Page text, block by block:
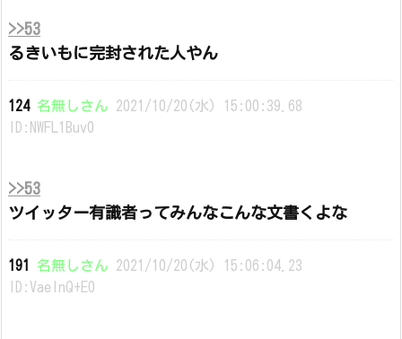
>>53
るきいもに完封された人やん
124 名無しさん 2021/10/20(水) 15:00:39.68
ID:NWFL1Buv0
>>53
ツイッター有識者ってみんなこんな文書くよな
191 名無しさん 2021/10/20(水) 15:06:04.23
ID:VaeInQ+E0